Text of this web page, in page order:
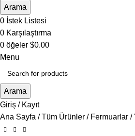
Arama
0 İstek Listesi
0 Karşılaştırma
0 öğeler $0.00
Menu
Arama
Giriş / Kayıt
Ana Sayfa
Tüm Ürünler Fermuarlar